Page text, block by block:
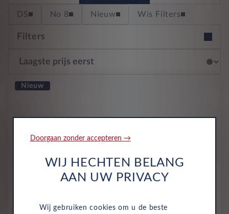
DS No 8 Nieuw Wis Filters
Filters
Nieuw
Doorgaan zonder accepteren →
WIJ HECHTEN BELANG
AAN UW PRIVACY
Wij gebruiken cookies om u de beste